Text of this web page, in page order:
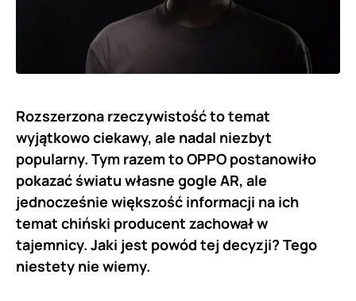
Rozszerzona rzeczywistość to temat
wyjątkowo ciekawy, ale nadal niezbyt
popularny. Tym razem to OPPO postanowiło
pokazać światu własne gogle AR, ale
jednocześnie większość informacji na ich
temat chiński producent zachował w
tajemnicy. Jaki jest powód tej decyzji? Tego
niestety nie wiemy.